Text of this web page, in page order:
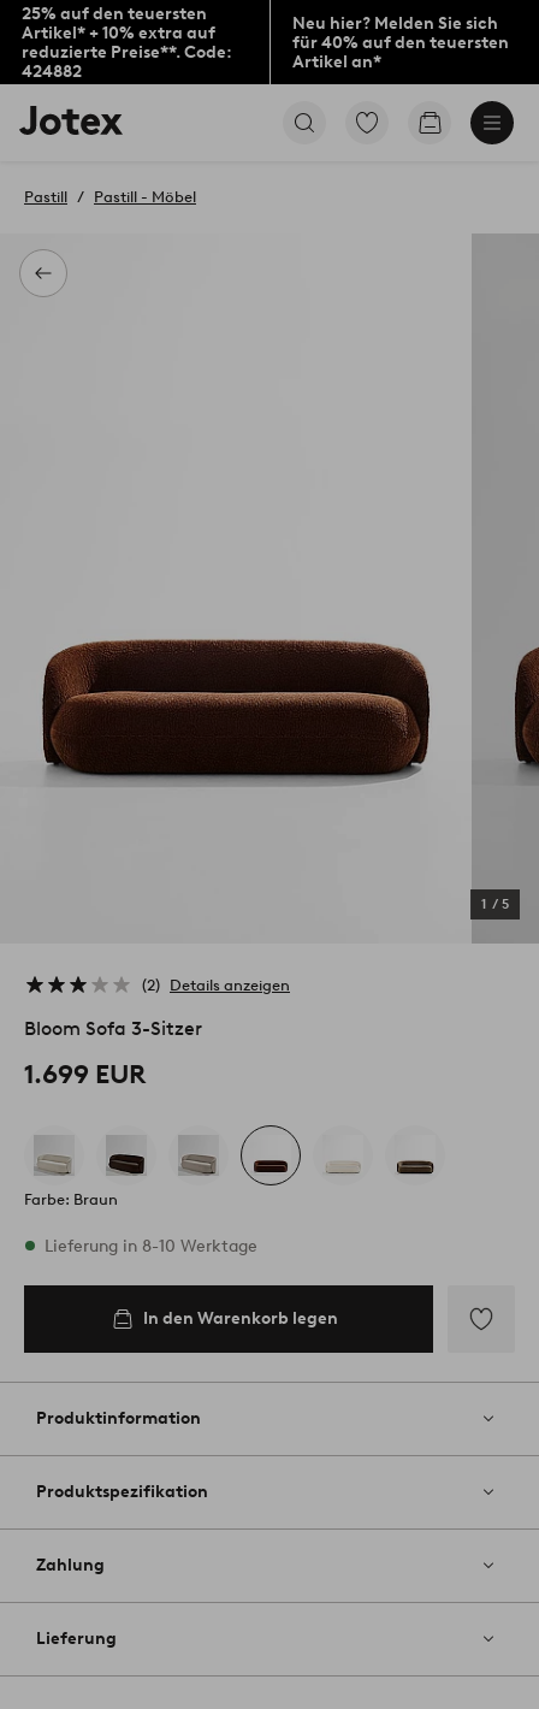
25% auf den teuersten
Artikel* + 10% extra auf
reduzierte Preise**. Code:
424882
Neu hier? Melden Sie sich
für 40% auf den teuersten
Artikel an*
Jotex-
Logo
Startseite
Zu
Zum
Zurück
Pastill Pastill - Möbel
1 / 5
2 Details anzeigen
Bloom Sofa 3-Sitzer
1.699 EUR
Farbe: Braun
Vorrätig
Lieferung in 8-10 Werktage
In den Warenkorb legen
Favoriten
Produktinformation
Produktspezifikation
Zahlung
Lieferung